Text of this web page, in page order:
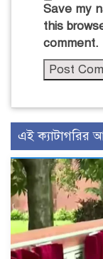
Save my
this
comment.
এই ক্যাটাগরির